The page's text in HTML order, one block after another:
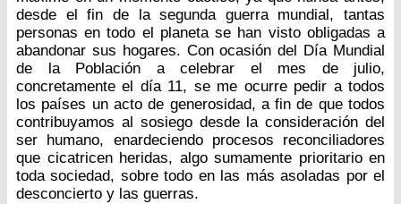
desde el fin de la segunda guerra mundial, tantas
personas en todo el planeta se han visto obligadas a
abandonar sus hogares. Con ocasión del Día Mundial
de la Población a celebrar el mes de julio,
concretamente el día 11, se me ocurre pedir a todos
los países un acto de generosidad, a fin de que todos
contribuyamos al sosiego desde la consideración del
ser humano, enardeciendo procesos reconciliadores
que cicatricen heridas, algo sumamente prioritario en
toda sociedad, sobre todo en las más asoladas por el
desconcierto y las guerras.